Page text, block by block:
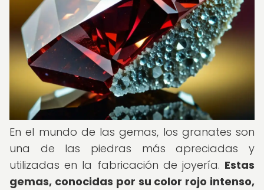
En el mundo de las gemas, los granates son
una de las piedras más apreciadas y
utilizadas en la fabricación de joyería. Estas
gemas, conocidas por su color rojo intenso,